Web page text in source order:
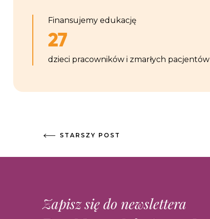
Finansujemy edukację
27
dzieci pracowników i zmarłych pacjentów
STARSZY POST
Zapisz się do newslettera